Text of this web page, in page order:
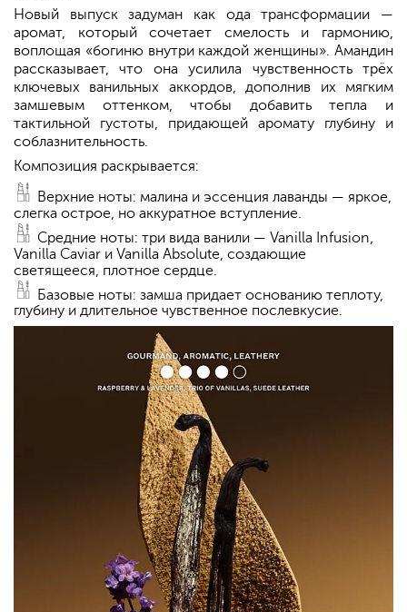
Новый выпуск задуман как ода трансформации —
аромат, который сочетает смелость и гармонию,
воплощая «богиню внутри каждой женщины». Амандин
рассказывает, что она усилила чувственность трёх
ключевых ванильных аккордов, дополнив их мягким
замшевым оттенком, чтобы добавить тепла и
тактильной густоты, придающей аромату глубину и
соблазнительность.
Композиция раскрывается:
Верхние ноты: малина и эссенция лаванды — яркое,
слегка острое, но аккуратное вступление.
Средние ноты: три вида ванили — Vanilla Infusion,
Vanilla Caviar и Vanilla Absolute, создающие
светящееся, плотное сердце.
Базовые ноты: замша придает основанию теплоту,
глубину и длительное чувственное послевкусие.